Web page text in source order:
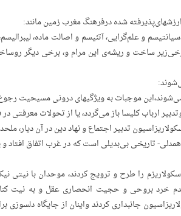
شده‌ درفرهنگ‌ مغرب‌ زمین‌ مانند:
و علم‌گرایی، آتئیسم‌ و اصالت‌ ماده،
برخی‌زیر ساخت‌ و ریشه‌ی‌ این‌ مرام‌ و، برخی‌ دیگر
موجبات‌ به‌ ویژگیهای‌ درونی‌ مسیحیت‌
ارباب‌ کلیسا باز می‌گردد، یا از تحو‌لات‌
تدبیر اجتماع‌ و نهاد دین‌ در آن‌ دیار،
تاریخی‌ بی‌بدیلی‌ است‌ که‌ در غرب‌ اتفاق‌ افتاد و
را طرح‌ و ترویج‌ کردند، موحدان‌ با نیتی‌
تقدم‌ خرد بروحی‌ و حجیت‌ انحصاری‌ عقل‌ و به‌ نیت‌
جانبداری‌ کردند واینان‌ از جایگاه‌